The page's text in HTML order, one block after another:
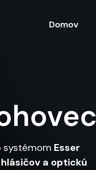
Domov
systémom Esser
a optickú